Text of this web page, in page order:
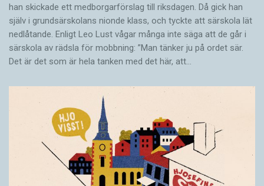
han skickade ett medborgarförslag till riksdagen. Då gick han
själv i grundsärskolans nionde klass, och tyckte att särskola lät
nedlåtande. Enligt Leo Lust vågar många inte säga att de går i
särskola av rädsla för mobbning: ”Man tänker ju på ordet sär.
Det är det som är hela tanken med det här, att…